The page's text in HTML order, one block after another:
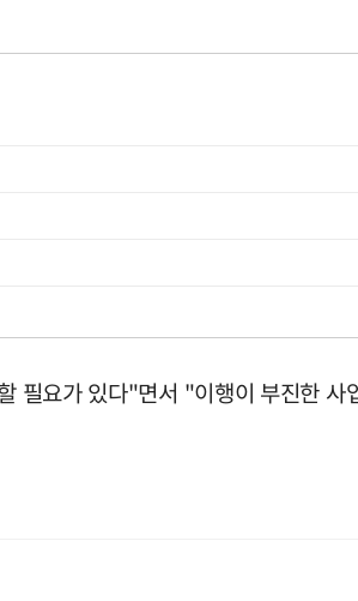
필요가 있다"면서 "이행이 부진한